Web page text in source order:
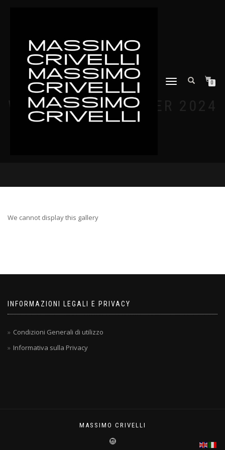
NAVIGAZIONE
0
WOMAN FALL WINTER 2024
We cannot display this gallery
INFORMAZIONI LEGALI E PRIVACY
Condizioni Generali di utilizzo
Informativa sulla Privacy
MASSIMO CRIVELLI